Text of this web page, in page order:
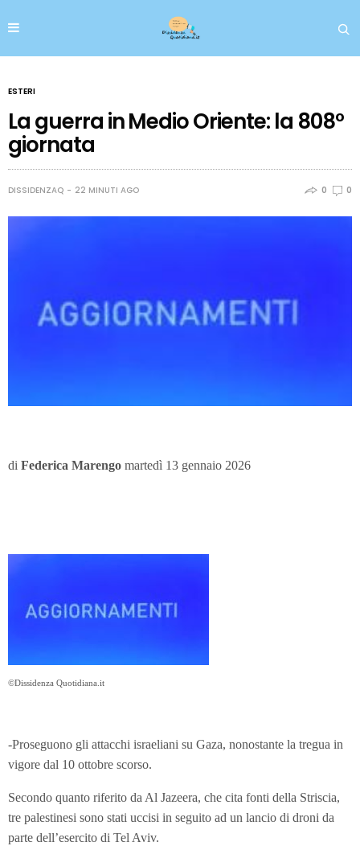
ESTERI
La guerra in Medio Oriente: la 808°
giornata
DISSIDENZAQ 22 MINUTI AGO 0 0
di Federica Marengo martedì 13 gennaio 2026
©Dissidenza Quotidiana.it
-Proseguono gli attacchi israeliani su Gaza, nonostante la tregua in
vigore dal 10 ottobre scorso.
Secondo quanto riferito da Al Jazeera, che cita fonti della Striscia,
tre palestinesi sono stati uccisi in seguito ad un lancio di droni da
parte dell’esercito di Tel Aviv.